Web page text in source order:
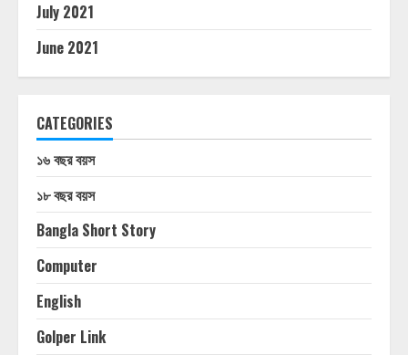
July 2021
June 2021
CATEGORIES
১৬ বছর বয়স
১৮ বছর বয়স
Bangla Short Story
Computer
English
Golper Link